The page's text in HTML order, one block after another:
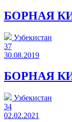
БОРНАЯ
Узбекистан
37
30.08.2019
БОРНАЯ
Узбекистан
34
02.02.2021